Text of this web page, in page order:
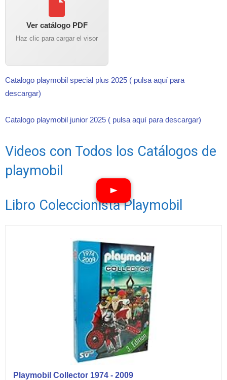
Ver catálogo PDF
Haz clic para cargar el visor
Catalogo playmobil special plus 2025 ( pulsa aquí para
descargar)
Catalogo playmobil junior 2025 ( pulsa aquí para descargar)
Videos con Todos los Catálogos de
playmobil
Libro Coleccionista Playmobil
Playmobil Collector 1974 - 2009